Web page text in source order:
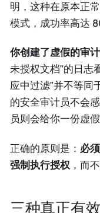
明，这种在原本正
模式，成功率高达
你创建了虚假的审计
未授权文档”的日志
应中过滤”并不等同
的安全审计员不会
员则会给你一份虚
正确的原则是： 必
强制执行授权 ，而
三种真正有